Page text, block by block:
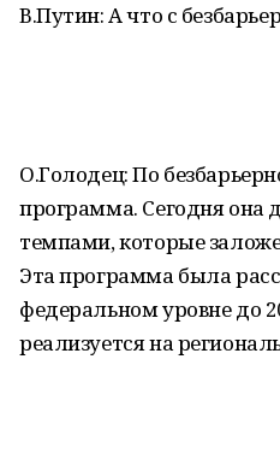
В.Путин: А что с
О.Голодец: По
программа. Сегодня она
темпами, которые
Эта программа была
федеральном уровне до
реализуется на